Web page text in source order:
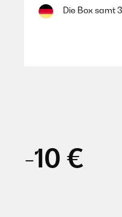
Die Box samt
Die
ganz
Amazon-Benutzer
-10 €